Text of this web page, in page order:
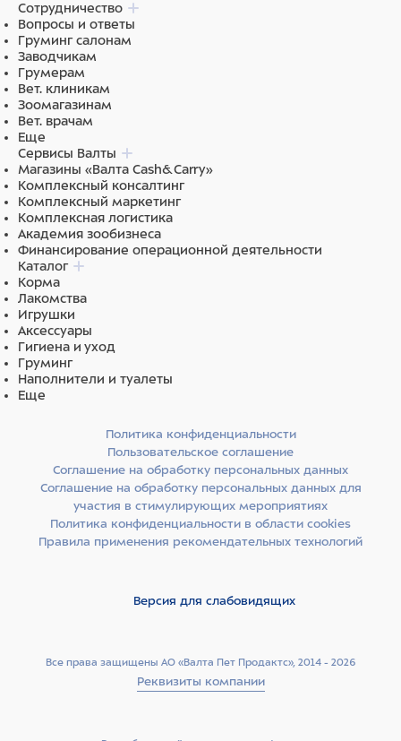
Состав
Состав: дегидрированное мясо курицы 16%,
дегидрированное мясо индейки 11%, рис, овес, жир
животный (свиной, куриный), чечевица зеленая,
гидролизованные мясные белки, витаминно-
минеральный комплекс (A, D, E, C, B1, B2, B4, B6, B12,
ниацин, пантотеновая кислота, биотин, фолиевая
кислота), сухие пивные дрожжи, семена льна, морковь,
рыбий жир (лососевый), юкка Шидигера, черная
смородина, цикорий, розмарин, пробиотики (Bacillus
subtilis, Bacillus licheniformis).
Питательная ценность:
влага 9%, сырая зола 7,0%, сырая клетчатка 2,5%.
Витамины и минералы на 1 кг:витамин А 17 000 МЕ/кг,
витамин D 900 МЕ/кг, витамин E 350 МЕ/кг, кальций
1,35%, фосфор 1%, цинк 130 мг, медь 10 мг, железо 90 мг,
карнитин 150 мг, Омега-3 0,45%, Омега-6 2,45%.
Ингредиенты
Сотрудничество
Вопросы и ответы
Груминг салонам
Заводчикам
Грумерам
Вет. клиникам
Зоомагазинам
Вет. врачам
Еще
Сервисы Валты
Магазины «Валта Cash&Carry»
Комплексный консалтинг
Комплексный маркетинг
Комплексная логистика
Академия зообизнеса
Финансирование операционной деятельности
Каталог
Корма
Лакомства
Игрушки
Аксессуары
Гигиена и уход
Груминг
Наполнители и туалеты
Еще
Все права защищены АО «Валта Пет Продактс», 2014 - 2026
Реквизиты компании
Политика конфиденциальности
Пользовательское соглашение
Соглашение на обработку персональных данных
Соглашение на обработку персональных данных для
участия в стимулирующих мероприятиях
Политика конфиденциальности в области cookies
Правила применения рекомендательных технологий
Версия для слабовидящих